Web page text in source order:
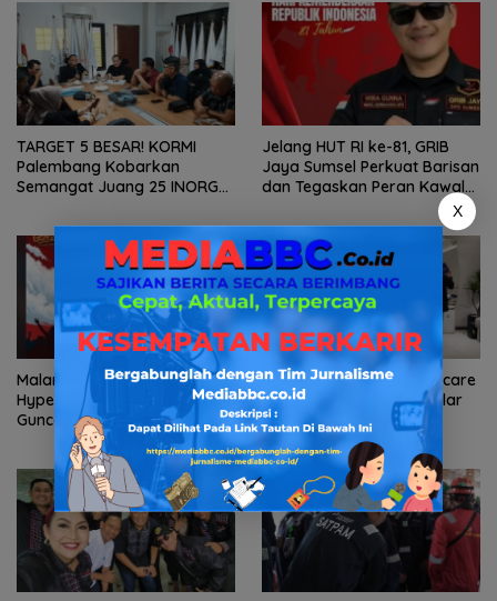
TARGET 5 BESAR! KORMI
Palembang Kobarkan
Semangat Juang 25 INORGA
2026!
Jelang HUT RI ke-81, GRIB
Jaya Sumsel Perkuat Barisan
dan Tegaskan Peran Kawal
Malam 17 Agustus Makin
Hype! DJ Sinta Mispan Siap
Guncang Gen-Z Hypezone
Palembang
Tingkatkan Edukasi Skincare
Medis, OBAGI Medical Gelar
Roadshow Perdana di
Foreverskin Clinic
X